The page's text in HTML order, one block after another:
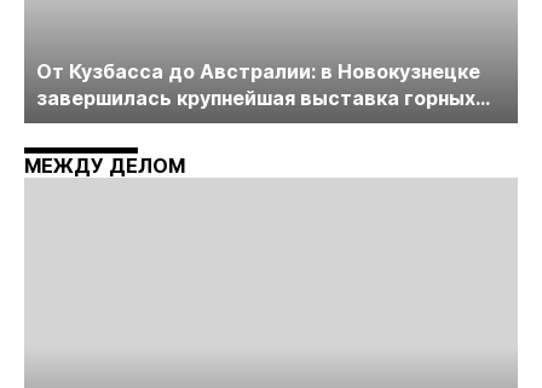
От Кузбасса до Австралии: в Новокузнецке
завершилась крупнейшая выставка горных
технологий «Недра России. Уголь России и
Майнинг»
МЕЖДУ ДЕЛОМ